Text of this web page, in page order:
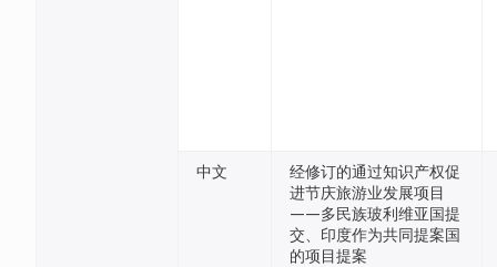
中文
经修订的通过知识产权促
进节庆旅游业发展项目
——多民族玻利维亚国提
交、印度作为共同提案国
的项目提案